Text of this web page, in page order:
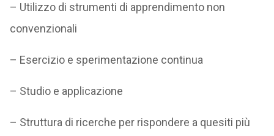
– Utilizzo di strumenti di apprendimento non
convenzionali
– Esercizio e sperimentazione continua
– Studio e applicazione
– Struttura di ricerche per rispondere a quesiti più